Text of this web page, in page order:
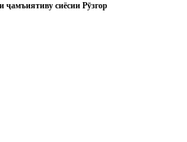
ҷамъиятиву сиёсии Рӯзгор